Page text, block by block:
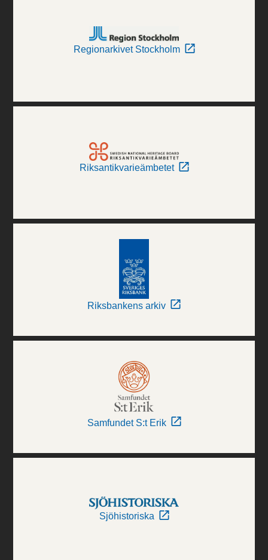
Regionarkivet Stockholm
Riksantikvarieämbetet
Riksbankens arkiv
Samfundet S:t Erik
Sjöhistoriska